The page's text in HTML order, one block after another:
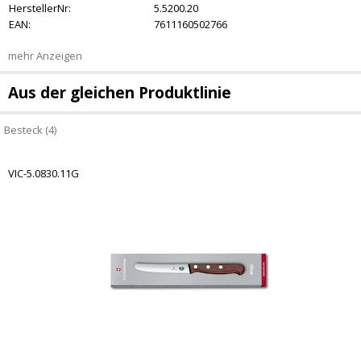
HerstellerNr:
5.5200.20
EAN:
7611160502766
mehr Anzeigen
Aus der gleichen Produktlinie
Besteck (4)
VIC-5.0830.11G